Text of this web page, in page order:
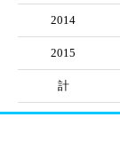
2014
2015
計